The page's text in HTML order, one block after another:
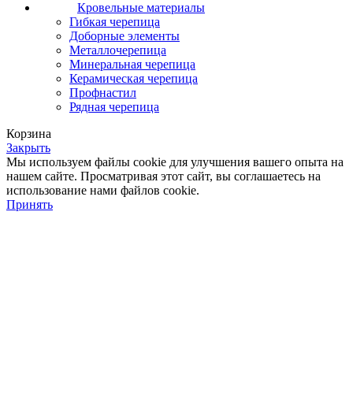
Кровельные материалы
Гибкая черепица
Доборные элементы
Металлочерепица
Минеральная черепица
Керамическая черепица
Профнастил
Рядная черепица
Корзина
Закрыть
Мы используем файлы cookie для улучшения вашего опыта на
нашем сайте. Просматривая этот сайт, вы соглашаетесь на
использование нами файлов cookie.
Принять